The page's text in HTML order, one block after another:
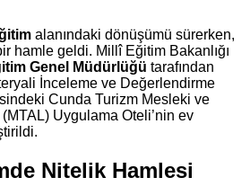
alanındaki dönüşümü sürerken,
hamle geldi. Millî Eğitim Bakanlığı
Genel Müdürlüğü tarafından
İnceleme ve Değerlendirme
Cunda Turizm Mesleki ve
Uygulama Oteli’nin ev
Nitelik Hamlesi